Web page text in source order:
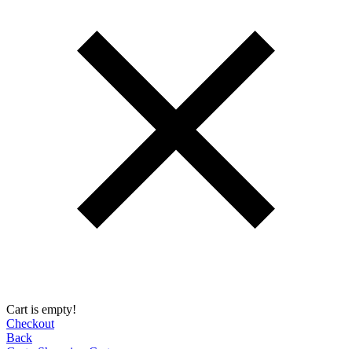
Cart is empty!
Checkout
Back